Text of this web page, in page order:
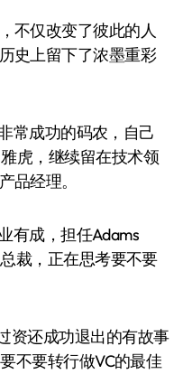
不仅改变了彼此的人
史上留下了浓墨重彩
常成功的码农，自己
虎，继续留在技术领
品经理。
有成，担任Adams
裁，正在思考要不要
资还成功退出的有故事
不要转行做VC的最佳